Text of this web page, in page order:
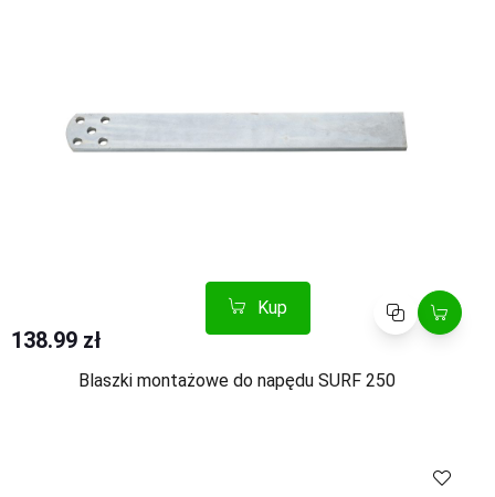
Kup Porównaj
138.99 zł
Blaszki montażowe do napędu SURF 250